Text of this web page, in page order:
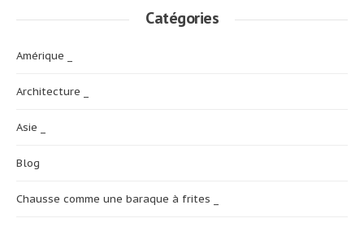
Catégories
Amérique _
Architecture _
Asie _
Blog
Chausse comme une baraque à frites _